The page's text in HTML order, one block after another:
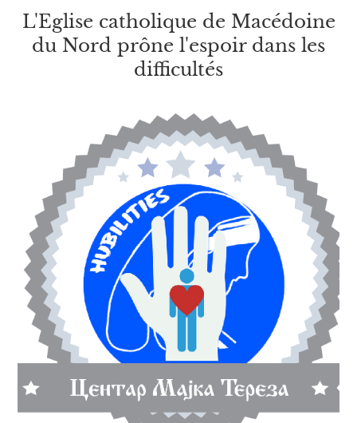
L'Eglise catholique de Macédoine
du Nord prône l'espoir dans les
difficultés